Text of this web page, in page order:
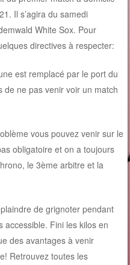
Il s’agira du samedi
White Sox. Pour
directives à respecter:
est remplacé par le port du
de ne pas venir voir un match
vous pouvez venir sur le
obligatoire et on a toujours
le 3ème arbitre et la
de grignoter pendant
accessible. Fini les kilos en
des avantages à venir
Retrouvez toutes les